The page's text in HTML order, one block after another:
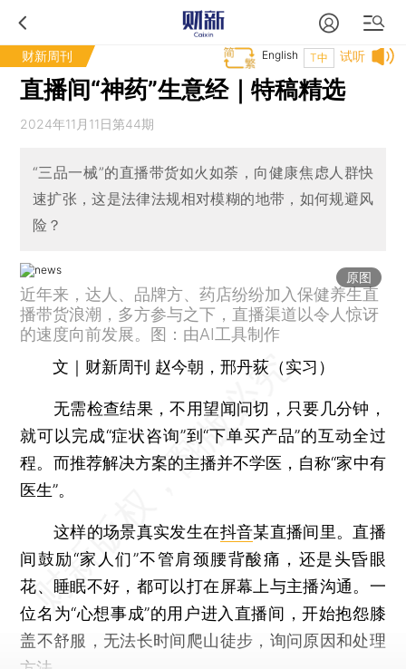
财新周刊 试听
T中
English
直播间“神药”生意经｜特稿精选
2024年11月11日第44期
“三品一械”的直播带货如火如荼，向健康焦虑人群快
速扩张，这是法律法规相对模糊的地带，如何规避风
险？
原图
近年来，达人、品牌方、药店纷纷加入保健养生直
播带货浪潮，多方参与之下，直播渠道以令人惊讶
的速度向前发展。图：由AI工具制作
文｜财新周刊 赵今朝，邢丹荻（实习）
无需检查结果，不用望闻问切，只要几分钟，
就可以完成“症状咨询”到“下单买产品”的互动全过
程。而推荐解决方案的主播并不学医，自称“家中有
医生”。
这样的场景真实发生在抖音某直播间里。直播
间鼓励“家人们”不管肩颈腰背酸痛，还是头昏眼
花、睡眠不好，都可以打在屏幕上与主播沟通。一
位名为“心想事成”的用户进入直播间，开始抱怨膝
盖不舒服，无法长时间爬山徒步，询问原因和处理